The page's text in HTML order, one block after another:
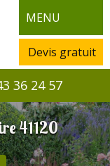
MENU
Devis gratuit
36 24 57
41120